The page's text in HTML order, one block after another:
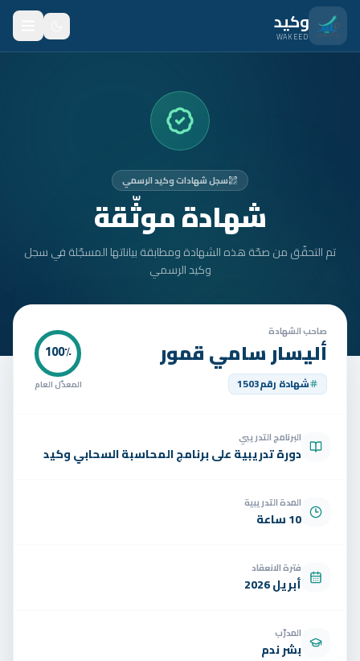
انتقل للمحتوى الرئيسي
وكيد
WAKEED
المتدربون
الأمان
تواصل
الوظائف
سجل شهادات وكيد الرسمي
شهادة موثّقة
تم التحقّق من صحّة هذه الشهادة ومطابقة بياناتها المسجّلة في سجل
وكيد الرسمي
صاحب الشهادة
أليسار سامي قمور
شهادة رقم1503
100٪
المعدّل العام
البرنامج التدريبي
دورة تدريبية على برنامج المحاسبة السحابي وكيد
المدة التدريبية
10 ساعة
فترة الانعقاد
أبريل 2026
المدرّب
بشر ندم